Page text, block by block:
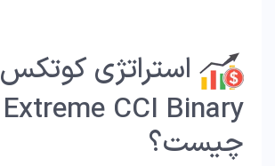
استراتژی کوتکس
Extreme CCI Binary
چیست؟